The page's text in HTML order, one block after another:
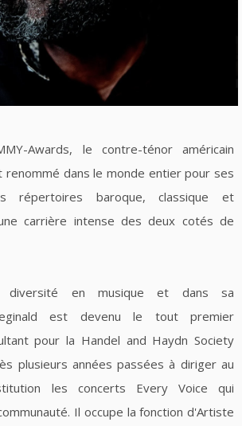
Awards, le contre-ténor américain
renommé dans le monde entier pour ses
répertoires baroque, classique et
carrière intense des deux cotés de
diversité en musique et dans sa
est devenu le tout premier
pour la Handel and Haydn Society
plusieurs années passées à diriger au
les concerts Every Voice qui
Il occupe la fonction d'Artiste